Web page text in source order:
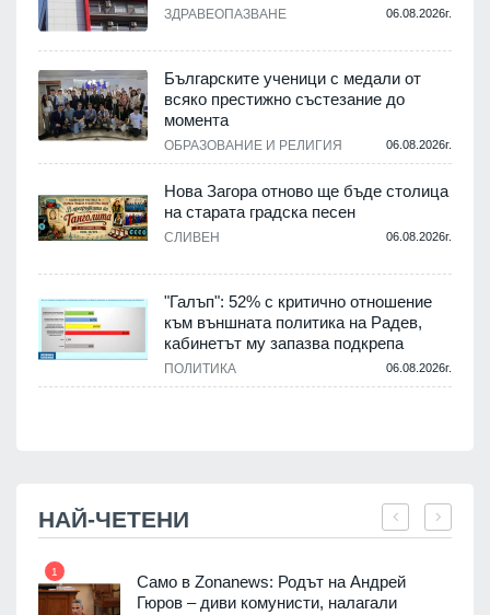
ЗДРАВЕОПАЗВАНЕ 06.08.2026г.
Българските ученици с медали от
всяко престижно състезание до
момента
ОБРАЗОВАНИЕ И РЕЛИГИЯ 06.08.2026г.
Нова Загора отново ще бъде столица
на старата градска песен
СЛИВЕН 06.08.2026г.
"Галъп": 52% с критично отношение
към външната политика на Радев,
кабинетът му запазва подкрепа
ПОЛИТИКА 06.08.2026г.
НАЙ-ЧЕТЕНИ
1
Само в Zonanews: Родът на Андрей
Гюров – диви комунисти, налагали